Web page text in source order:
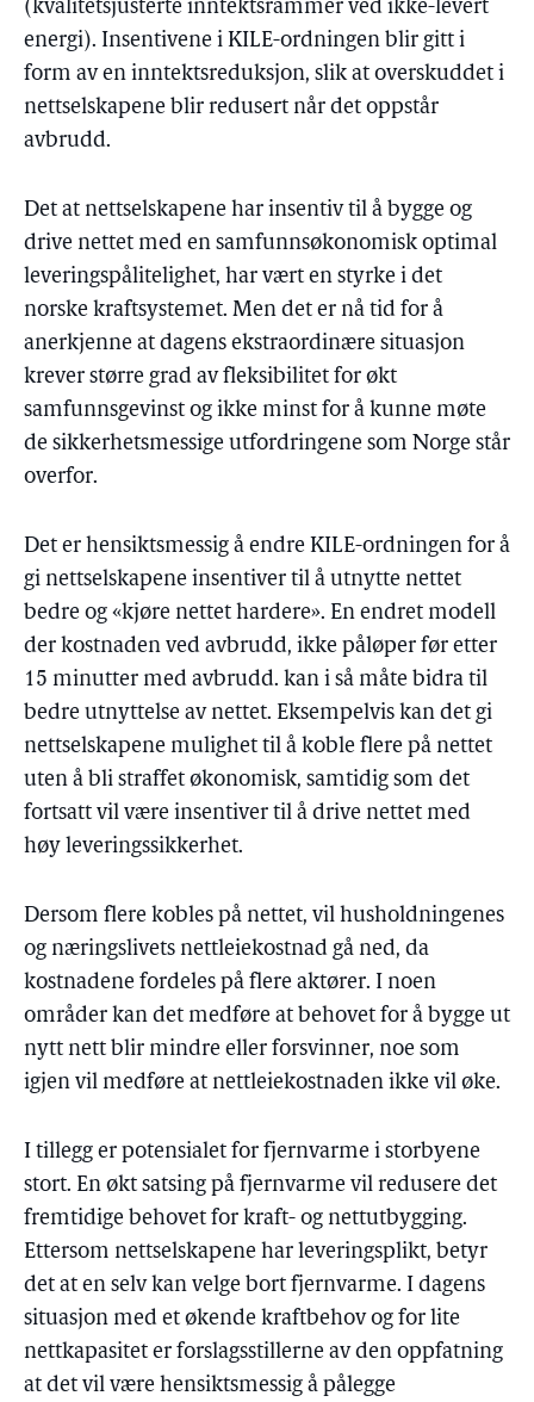
(kvalitetsjusterte inntektsrammer ved ikke-levert
energi). Insentivene i KILE-ordningen blir gitt i
form av en inntektsreduksjon, slik at overskuddet i
nettselskapene blir redusert når det oppstår
avbrudd.
Det at nettselskapene har insentiv til å bygge og
drive nettet med en samfunnsøkonomisk optimal
leveringspålitelighet, har vært en styrke i det
norske kraftsystemet. Men det er nå tid for å
anerkjenne at dagens ekstraordinære situasjon
krever større grad av fleksibilitet for økt
samfunnsgevinst og ikke minst for å kunne møte
de sikkerhetsmessige utfordringene som Norge står
overfor.
Det er hensiktsmessig å endre KILE-ordningen for å
gi nettselskapene insentiver til å utnytte nettet
bedre og «kjøre nettet hardere». En endret modell
der kostnaden ved avbrudd, ikke påløper før etter
15 minutter med avbrudd. kan i så måte bidra til
bedre utnyttelse av nettet. Eksempelvis kan det gi
nettselskapene mulighet til å koble flere på nettet
uten å bli straffet økonomisk, samtidig som det
fortsatt vil være insentiver til å drive nettet med
høy leveringssikkerhet.
Dersom flere kobles på nettet, vil husholdningenes
og næringslivets nettleiekostnad gå ned, da
kostnadene fordeles på flere aktører. I noen
områder kan det medføre at behovet for å bygge ut
nytt nett blir mindre eller forsvinner, noe som
igjen vil medføre at nettleiekostnaden ikke vil øke.
I tillegg er potensialet for fjernvarme i storbyene
stort. En økt satsing på fjernvarme vil redusere det
fremtidige behovet for kraft- og nettutbygging.
Ettersom nettselskapene har leveringsplikt, betyr
det at en selv kan velge bort fjernvarme. I dagens
situasjon med et økende kraftbehov og for lite
nettkapasitet er forslagsstillerne av den oppfatning
at det vil være hensiktsmessig å pålegge